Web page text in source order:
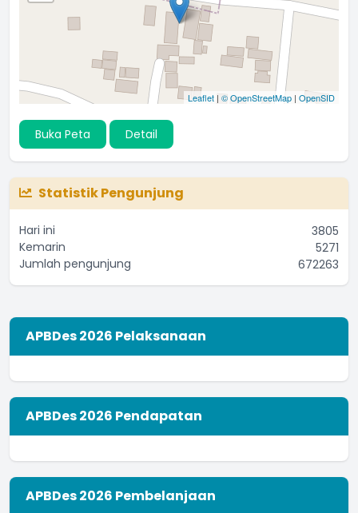
Leaflet | © OpenStreetMap | OpenSID
Buka Peta Detail
Statistik Pengunjung
Hari ini
3805
Kemarin
5271
Jumlah pengunjung
672263
APBDes 2026 Pelaksanaan
APBDes 2026 Pendapatan
APBDes 2026 Pembelanjaan